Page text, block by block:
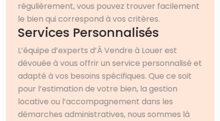
régulièrement, vous pouvez trouver facilement
le bien qui correspond à vos critères.
Services Personnalisés
L’équipe d’experts d’À Vendre à Louer est
dévouée à vous offrir un service personnalisé et
adapté à vos besoins spécifiques. Que ce soit
pour l’estimation de votre bien, la gestion
locative ou l’accompagnement dans les
démarches administratives, nous sommes là